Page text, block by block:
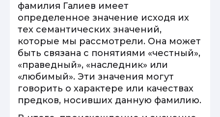
фамилия Галиев имеет
определенное значение исходя их
тех семантических значений,
которые мы рассмотрели. Она может
быть связана с понятиями «честный»,
«праведный», «наследник» или
«любимый». Эти значения могут
говорить о характере или качествах
предков, носивших данную фамилию.